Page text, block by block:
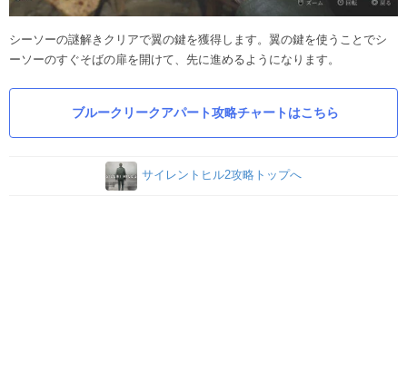
シーソーの謎解きクリアで翼の鍵を獲得します。翼の鍵を使うことでシ
ーソーのすぐそばの扉を開けて、先に進めるようになります。
ブルークリークアパート攻略チャートはこちら
サイレントヒル2攻略トップへ